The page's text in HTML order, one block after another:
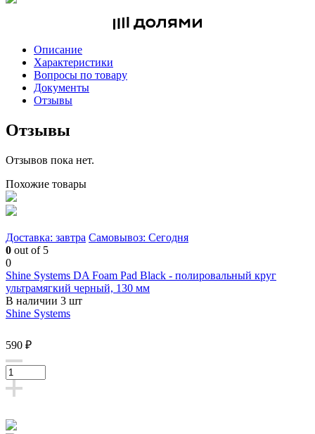
Описание
Характеристики
Вопросы по товару
Документы
Отзывы
Отзывы
Отзывов пока нет.
Похожие товары
Доставка: завтра Самовывоз: Сегодня
0 out of 5
0
Shine Systems DA Foam Pad Black - полировальный круг
ультрамягкий черный, 130 мм
В наличии 3 шт
Shine Systems
590 ₽